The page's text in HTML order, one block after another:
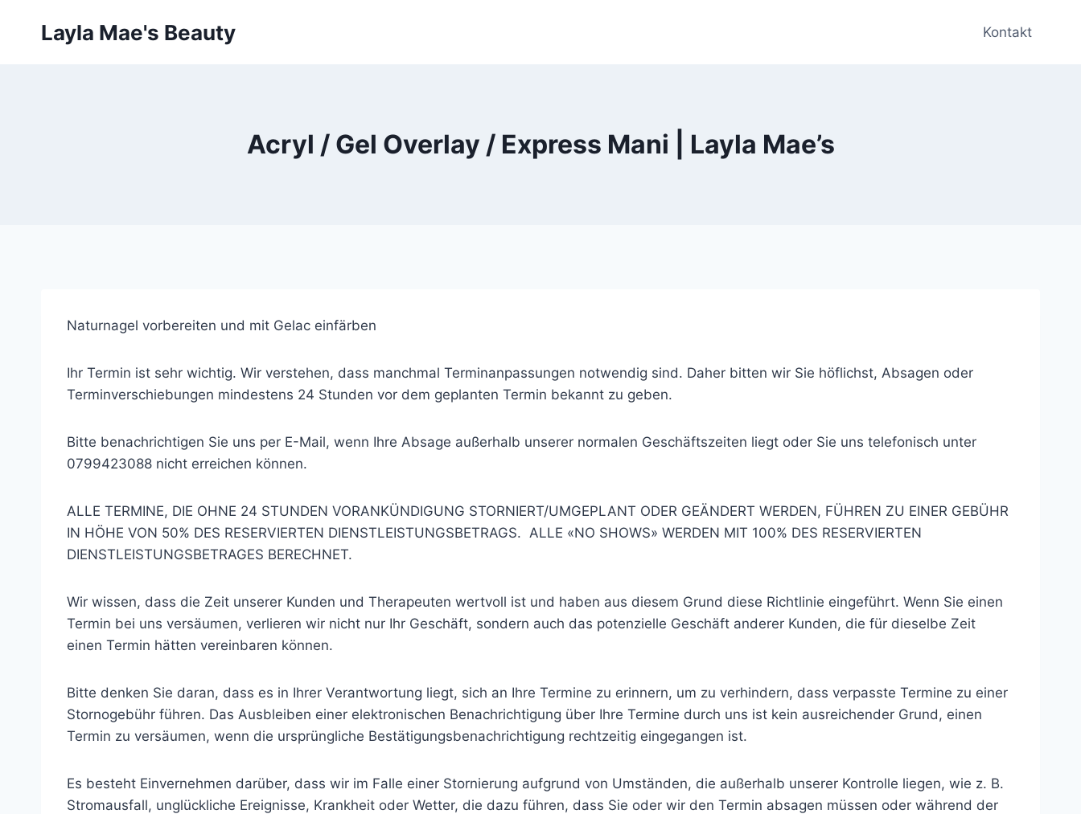
Layla Mae's Beauty Kontakt
Acryl / Gel Overlay / Express Mani | Layla Mae’s
Naturnagel vorbereiten und mit Gelac einfärben
Ihr Termin ist sehr wichtig. Wir verstehen, dass manchmal Terminanpassungen notwendig sind. Daher bitten wir Sie höflichst, Absagen oder
Terminverschiebungen mindestens 24 Stunden vor dem geplanten Termin bekannt zu geben.
Bitte benachrichtigen Sie uns per E-Mail, wenn Ihre Absage außerhalb unserer normalen Geschäftszeiten liegt oder Sie uns telefonisch unter
0799423088 nicht erreichen können.
ALLE TERMINE, DIE OHNE 24 STUNDEN VORANKÜNDIGUNG STORNIERT/UMGEPLANT ODER GEÄNDERT WERDEN, FÜHREN ZU EINER GEBÜHR
IN HÖHE VON 50% DES RESERVIERTEN DIENSTLEISTUNGSBETRAGS. ALLE «NO SHOWS» WERDEN MIT 100% DES RESERVIERTEN
DIENSTLEISTUNGSBETRAGES BERECHNET.
Wir wissen, dass die Zeit unserer Kunden und Therapeuten wertvoll ist und haben aus diesem Grund diese Richtlinie eingeführt. Wenn Sie einen
Termin bei uns versäumen, verlieren wir nicht nur Ihr Geschäft, sondern auch das potenzielle Geschäft anderer Kunden, die für dieselbe Zeit
einen Termin hätten vereinbaren können.
Bitte denken Sie daran, dass es in Ihrer Verantwortung liegt, sich an Ihre Termine zu erinnern, um zu verhindern, dass verpasste Termine zu einer
Stornogebühr führen. Das Ausbleiben einer elektronischen Benachrichtigung über Ihre Termine durch uns ist kein ausreichender Grund, einen
Termin zu versäumen, wenn die ursprüngliche Bestätigungsbenachrichtigung rechtzeitig eingegangen ist.
Es besteht Einvernehmen darüber, dass wir im Falle einer Stornierung aufgrund von Umständen, die außerhalb unserer Kontrolle liegen, wie z. B.
Stromausfall, unglückliche Ereignisse, Krankheit oder Wetter, die dazu führen, dass Sie oder wir den Termin absagen müssen oder während der